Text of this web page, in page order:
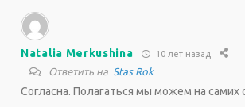
Natalia Merkushina 10 лет назад
Ответить на Stas Rok
Согласна. Полагаться мы можем на самих